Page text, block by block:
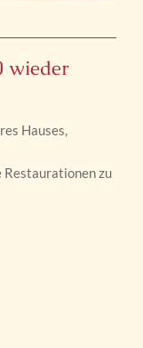
wieder
Hauses,
Restaurationen zu